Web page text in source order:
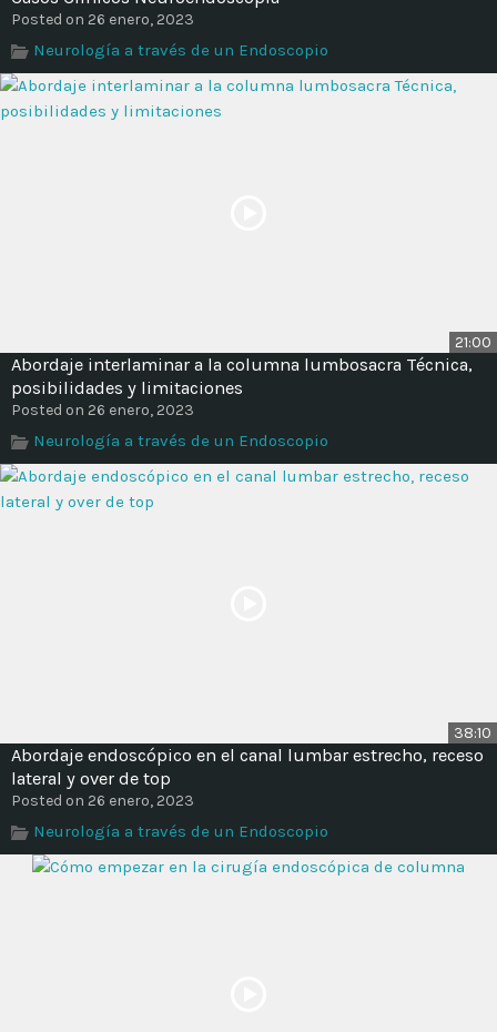
Posted on 26 enero, 2023
Neurología a través de un Endoscopio
21:00
Abordaje interlaminar a la columna lumbosacra Técnica,
posibilidades y limitaciones
Posted on 26 enero, 2023
Neurología a través de un Endoscopio
38:10
Abordaje endoscópico en el canal lumbar estrecho, receso
lateral y over de top
Posted on 26 enero, 2023
Neurología a través de un Endoscopio